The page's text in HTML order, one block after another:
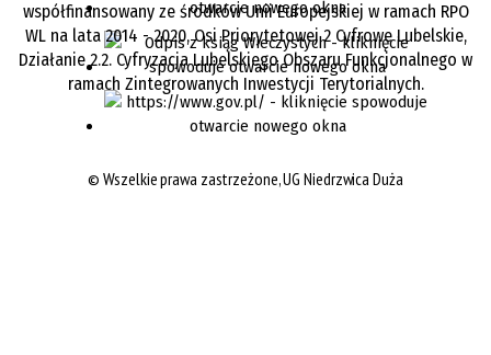
współfinansowany ze środków Unii Europejskiej w ramach RPO
WL na lata 2014 - 2020, Osi Priorytetowej 2 Cyfrowe Lubelskie,
Działanie 2.2. Cyfryzacja Lubelskiego Obszaru Funkcjonalnego w
ramach Zintegrowanych Inwestycji Terytorialnych.
©Wszelkie prawa zastrzeżone, UG Niedrzwica Duża